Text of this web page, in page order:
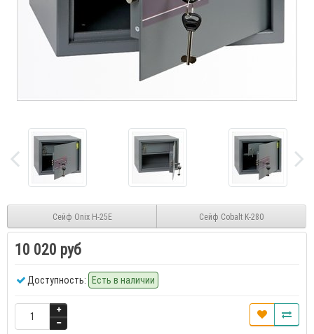
Сейф Onix H-25E Сейф Cobalt K-280
10 020 руб
Доступность: Есть в наличии